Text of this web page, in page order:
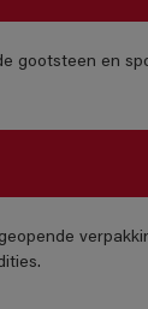
gootsteen en